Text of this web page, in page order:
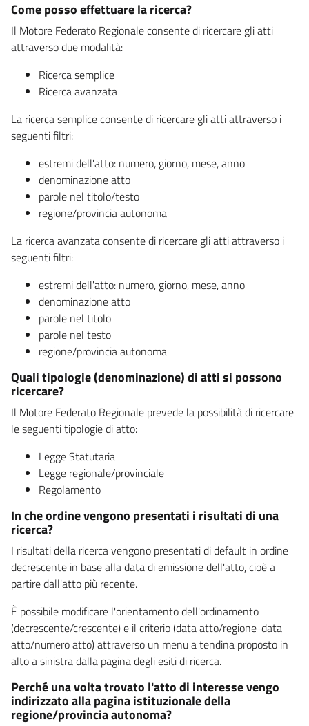
Come posso effettuare la ricerca?
Il Motore Federato Regionale consente di ricercare gli atti
attraverso due modalità:
Ricerca semplice
Ricerca avanzata
La ricerca semplice consente di ricercare gli atti attraverso i
seguenti filtri:
estremi dell'atto: numero, giorno, mese, anno
denominazione atto
parole nel titolo/testo
regione/provincia autonoma
La ricerca avanzata consente di ricercare gli atti attraverso i
seguenti filtri:
estremi dell'atto: numero, giorno, mese, anno
denominazione atto
parole nel titolo
parole nel testo
regione/provincia autonoma
Quali tipologie (denominazione) di atti si possono
ricercare?
Il Motore Federato Regionale prevede la possibilità di ricercare
le seguenti tipologie di atto:
Legge Statutaria
Legge regionale/provinciale
Regolamento
In che ordine vengono presentati i risultati di una
ricerca?
I risultati della ricerca vengono presentati di default in ordine
decrescente in base alla data di emissione dell'atto, cioè a
partire dall'atto più recente.
È possibile modificare l'orientamento dell'ordinamento
(decrescente/crescente) e il criterio (data atto/regione-data
atto/numero atto) attraverso un menu a tendina proposto in
alto a sinistra dalla pagina degli esiti di ricerca.
Perché una volta trovato l'atto di interesse vengo
indirizzato alla pagina istituzionale della
regione/provincia autonoma?